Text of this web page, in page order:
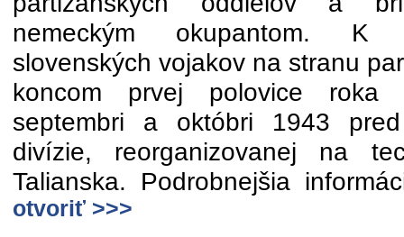
nemeckým okupantom. K
slovenských vojakov na stranu
koncom prvej polovice roka
septembri a októbri 1943
divízie, reorganizovanej na
Talianska. Podrobnejšia
otvoriť >>>